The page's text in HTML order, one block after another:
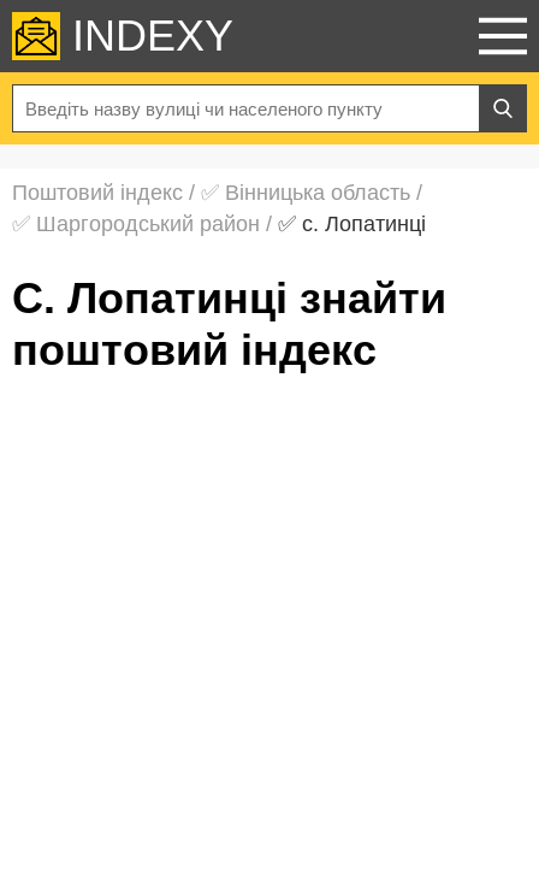
INDEXY
Поштовий індекс / ✅ Вінницька область /
✅ Шаргородський район / ✅ с. Лопатинці
с. Лопатинці знайти
поштовий індекс